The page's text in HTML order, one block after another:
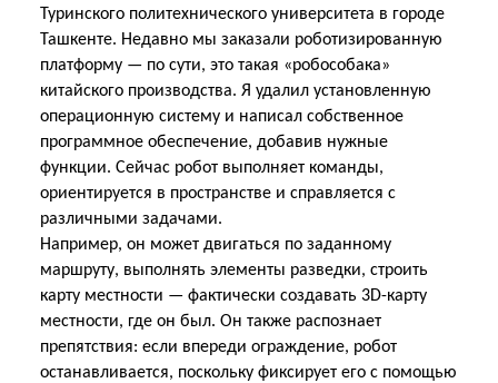
Туринского политехнического университета в городе
Ташкенте. Недавно мы заказали роботизированную
платформу — по сути, это такая «робособака»
китайского производства. Я удалил установленную
операционную систему и написал собственное
программное обеспечение, добавив нужные
функции. Сейчас робот выполняет команды,
ориентируется в пространстве и справляется с
различными задачами.
Например, он может двигаться по заданному
маршруту, выполнять элементы разведки, строить
карту местности — фактически создавать 3D-карту
местности, где он был. Он также распознает
препятствия: если впереди ограждение, робот
останавливается, поскольку фиксирует его с помощью